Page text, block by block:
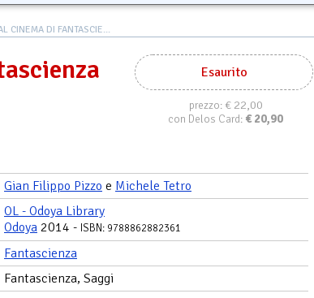
CINEMA DI FANTASCIE...
Esaurito
prezzo:€ 22,00
con Delos Card: € 20,90
Gian Filippo Pizzo e Michele Tetro
OL - Odoya Library
Odoya 2014 - ISBN: 9788862882361
Fantascienza
Fantascienza, Saggi